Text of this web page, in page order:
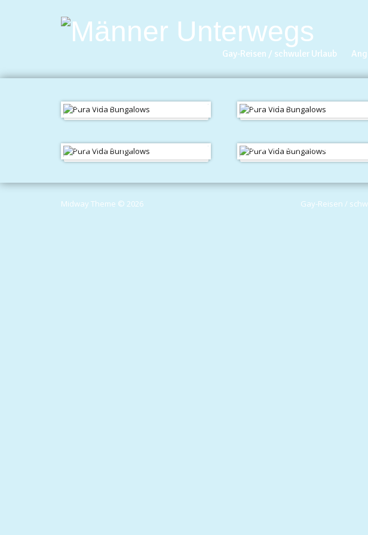
Gay-Reisen / schwuler Urlaub
Apartment Apartment
Studio: Terrasse Studio: Schlafnische
Midway Theme © 2026 Gay-Reisen /